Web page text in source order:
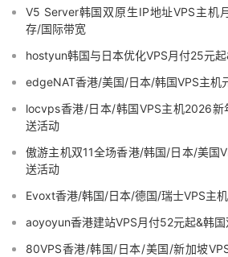
V5 Server韩国双原生IP地址VPS主机
存/国际带宽
hostyun韩国与日本优化VPS月付25元
edgeNAT香港/美国/日本/韩国VPS主机
locvps香港/日本/韩国VPS主机2026新
送活动
傲游主机双11全场香港/韩国/日本/美国
送活动
Evoxt香港/韩国/日本/德国/瑞士VPS主
aoyoyun香港建站VPS月付52元起&韩
80VPS香港/韩国/日本/美国/新加坡